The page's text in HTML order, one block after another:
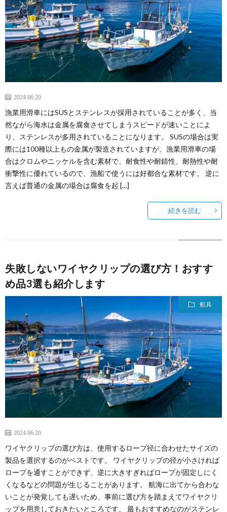
2024.06.20
漁業用滑車にはSUSとステンレスが採用されていることが多く、当
然ながら海水は金属を腐食させてしまうスピードが速いことによ
り、ステンレスが多用されていることになります。 SUSの場合は実
際には100種以上もの金属が製造されていますが、漁業用滑車の場
合はクロムやニッケルを含む素材で、耐食性や耐錆性、耐熱性や耐
衝撃性に優れているので、漁船で使うには好都合な素材です。 逆に
言えば普通の金属の場合は腐食を起 […]
続きを読む
失敗しないワイヤクリップの選び方！おすす
め品3選も紹介します
船具
2024.06.20
ワイヤクリップの選び方は、使用するロープ径に合わせたサイズの
製品を選択するのがベストです。 ワイヤクリップの径が小さければ
ロープを通すことができず、逆に大きすぎればロープが固定しにく
くなるなどの問題が生じることがあります。 航海に出てから合わな
いことが発覚しても遅いため、事前に選び方を踏まえてワイヤクリ
ップを用意しておきたいところです。 最もおすすめなのがステンレ